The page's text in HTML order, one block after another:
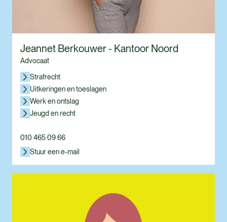
Jeannet Berkouwer - Kantoor Noord
Advocaat
Strafrecht
Uitkeringen en toeslagen
Werk en ontslag
Jeugd en recht
010 465 09 66
Stuur een e-mail